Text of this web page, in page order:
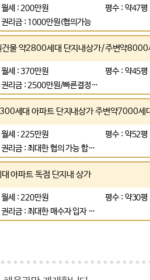
월세 : 200만원
평수 : 약47평
권리금 : 1000만원(협의가능
물 약2800세대 단지내상가/주변약8000
월세 : 370만원
평수 : 약45평
권리금 : 2500만원/빠른결정 협의가능
세대 아파트 단지내상가 주변약7000세
월세 : 225만원
평수 : 약52평
권리금 : 최대한 협의 가능 합니다
일산)신도시 약2500세대 아파트 독점 단지내 상가
월세 : 220만원
평수 : 약30평
권리금 : 최대한 매수자 입자 협의 가능합니다